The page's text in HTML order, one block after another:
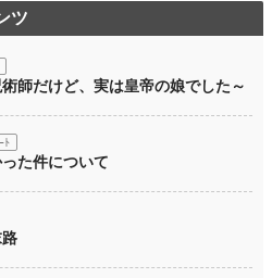
ツ
師だけど、実は皇帝の娘でした～
ﾄ
た件について